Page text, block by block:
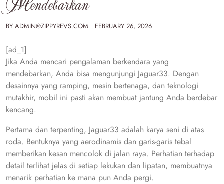
BY ADMIN@ZIPPYREVS.COM FEBRUARY 26, 2026
[ad_1]
Jika Anda mencari pengalaman berkendara yang
mendebarkan, Anda bisa mengunjungi Jaguar33. Dengan
desainnya yang ramping, mesin bertenaga, dan teknologi
mutakhir, mobil ini pasti akan membuat jantung Anda berdebar
kencang.
Pertama dan terpenting, Jaguar33 adalah karya seni di atas
roda. Bentuknya yang aerodinamis dan garis-garis tebal
memberikan kesan mencolok di jalan raya. Perhatian terhadap
detail terlihat jelas di setiap lekukan dan lipatan, membuatnya
menarik perhatian ke mana pun Anda pergi.